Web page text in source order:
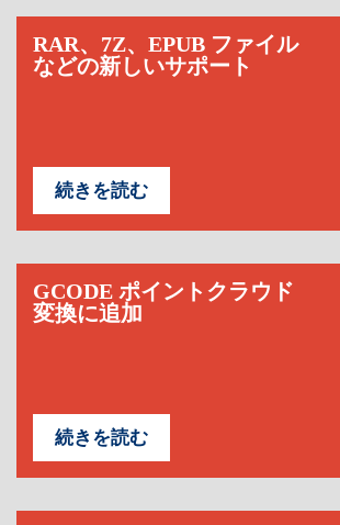
RAR、7Z、EPUB ファイル
などの新しいサポート
続きを読む
GCODE ポイントクラウド
変換に追加
続きを読む